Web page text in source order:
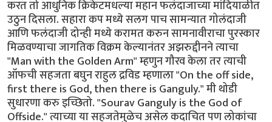
करत तो आधुनिक क्रिकेटमधल्या महान फलंदाजाच्या मांदियाळीत
उठुन दिसला. सहारा कप मध्ये सलग पाच सामन्यात गोलंदाजी
आणि फलंदाजी दोन्ही मध्ये करामत करुन सामनावीराचा पुरस्कार
मिळवण्याचा जागतिक विक्रम केल्यानंतर अझरुद्दीनने त्याचा
"Man with the Golden Arm" म्हणुन गौरव केला तर त्याची
ऑफची सहजता बघुन राहुल द्रविड म्हणाला "On the off side,
first there is God, then there is Ganguly." मी थोडी
सुधारणा करु इच्छितो. "Sourav Ganguly is the God of
Offside." त्याच्या या सहजतेमुळेच असेल कदाचित पण लोकांचा